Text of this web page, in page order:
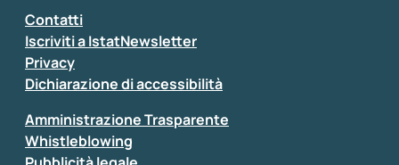
Inserisci il tuo commento
Contatti
Iscriviti a IstatNewsletter
Privacy
Dichiarazione di accessibilità
Amministrazione Trasparente
Whistleblowing